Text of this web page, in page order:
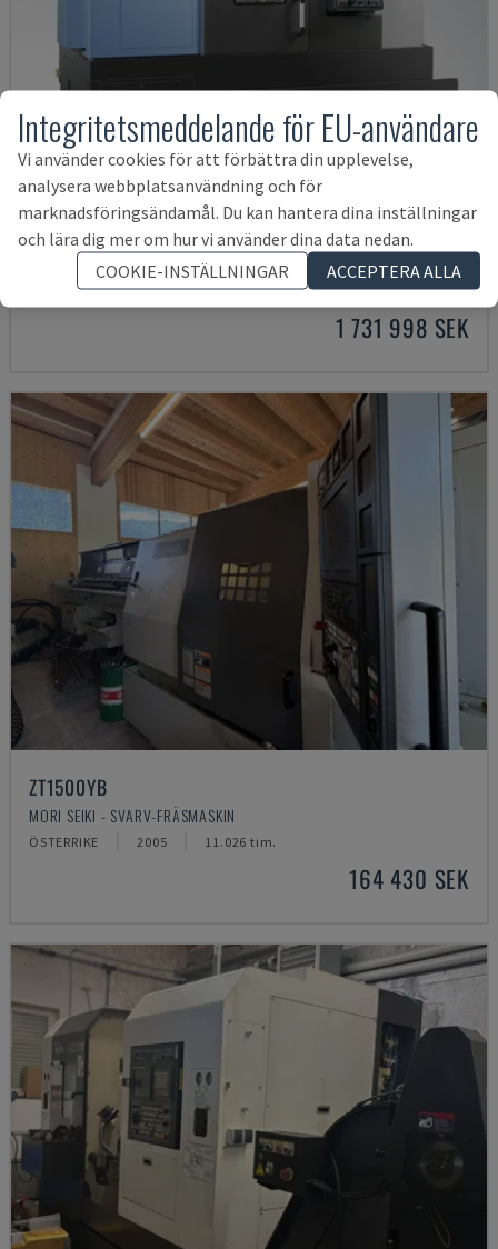
PUMA 2600Y II
DN SOLUTIONS - SVARV-FRÄSMASKIN
PORTUGAL 2024
1 731 998 SEK
ZT1500YB
MORI SEIKI - SVARV-FRÄSMASKIN
ÖSTERRIKE 2005 11.026 tim.
164 430 SEK
Integritetsmeddelande för EU-användare
Vi använder cookies för att förbättra din upplevelse,
analysera webbplatsanvändning och för
marknadsföringsändamål. Du kan hantera dina inställningar
och lära dig mer om hur vi använder dina data nedan.
COOKIE-INSTÄLLNINGAR
ACCEPTERA ALLA